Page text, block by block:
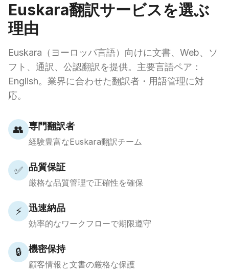
Euskara翻訳サービスを選ぶ
理由
Euskara（ヨーロッパ言語）向けに文書、Web、ソ
フト、通訳、公認翻訳を提供。主要言語ペア：
English。業界に合わせた翻訳者・用語管理に対
応。
👥 専門翻訳者
経験豊富なEuskara翻訳チーム
✅ 品質保証
厳格な品質管理で正確性を確保
⚡ 迅速納品
効率的なワークフローで期限遵守
🔒 機密保持
顧客情報と文書の厳格な保護